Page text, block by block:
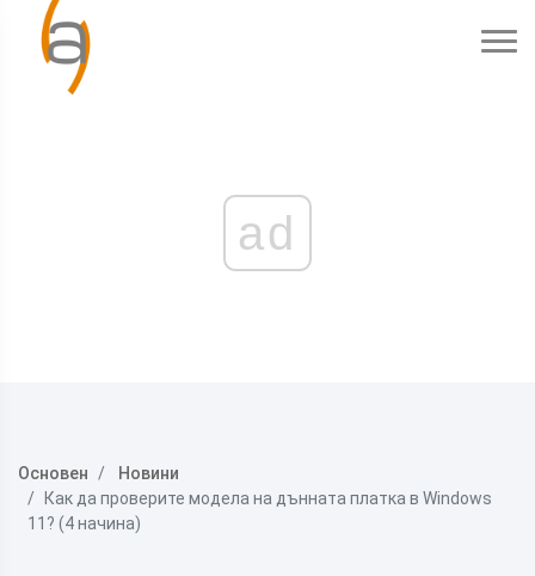
ad
Основен
Новини
Как да проверите модела на дънната платка в Windows
11? (4 начина)